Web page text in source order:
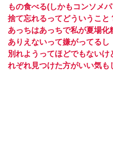
もの食べる(しかもコンソメ
捨て忘れるってどういうこと
あっちはあっちで私が夏場
ありえないって嫌がってるし
別れようってほどでもない
れぞれ見つけた方がいい気も